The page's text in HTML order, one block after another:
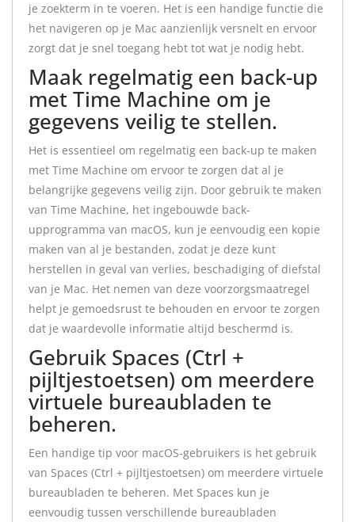
je zoekterm in te voeren. Het is een handige functie die
het navigeren op je Mac aanzienlijk versnelt en ervoor
zorgt dat je snel toegang hebt tot wat je nodig hebt.
Maak regelmatig een back-up
met Time Machine om je
gegevens veilig te stellen.
Het is essentieel om regelmatig een back-up te maken
met Time Machine om ervoor te zorgen dat al je
belangrijke gegevens veilig zijn. Door gebruik te maken
van Time Machine, het ingebouwde back-
upprogramma van macOS, kun je eenvoudig een kopie
maken van al je bestanden, zodat je deze kunt
herstellen in geval van verlies, beschadiging of diefstal
van je Mac. Het nemen van deze voorzorgsmaatregel
helpt je gemoedsrust te behouden en ervoor te zorgen
dat je waardevolle informatie altijd beschermd is.
Gebruik Spaces (Ctrl +
pijltjestoetsen) om meerdere
virtuele bureaubladen te
beheren.
Een handige tip voor macOS-gebruikers is het gebruik
van Spaces (Ctrl + pijltjestoetsen) om meerdere virtuele
bureaubladen te beheren. Met Spaces kun je
eenvoudig tussen verschillende bureaubladen